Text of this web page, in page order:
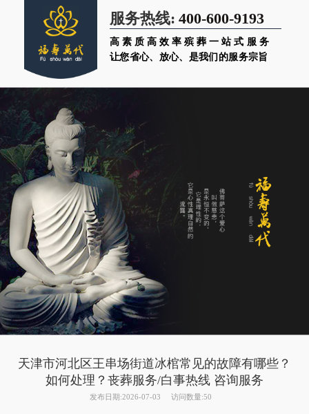
服务热线: 400-600-9193
高素质高效率殡葬一站式服务
让您省心、放心、是我们的服务宗旨
天津市河北区王串场街道冰棺常见的故障有哪些？
如何处理？丧葬服务/白事热线 咨询服务
发布日期:2026-07-03 访问数量:50